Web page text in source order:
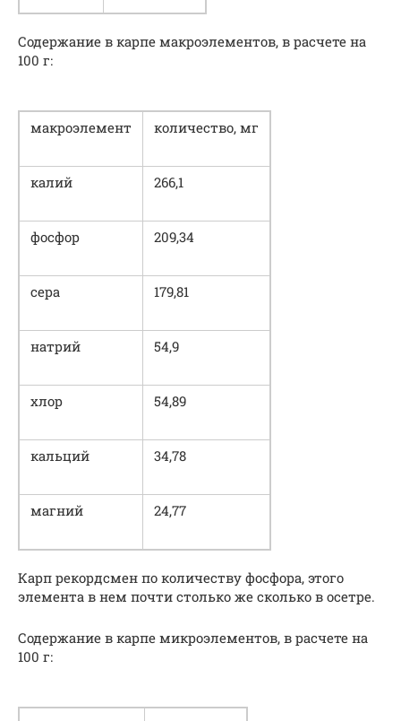
Содержание в карпе макроэлементов, в расчете на
100 г:
макроэлемент количество, мг
калий 266,1
фосфор 209,34
сера 179,81
натрий 54,9
хлор 54,89
кальций 34,78
магний 24,77
Карп рекордсмен по количеству фосфора, этого
элемента в нем почти столько же сколько в осетре.
Содержание в карпе микроэлементов, в расчете на
100 г: